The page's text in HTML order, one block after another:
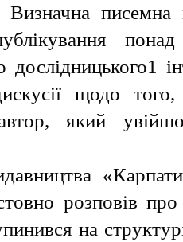
Визначна
дослідницького1
щодо
який
розповів
на